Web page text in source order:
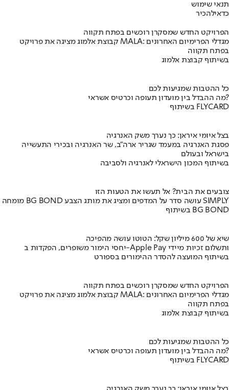
תנאי שימוש
כדאילהכיר
הפרויקט החדש שמסקרן רוכשים בפתח תקווה
קבוצת אלמוג מציגה את פרויקט MALA: מגדלי הפרימיום האחרונים
בפתח תקווה
בשיתוף קבוצת אלמוג
כל ההטבות שמגיעות לכם
מה ההבדל בין מועדון תעופה וכרטיס אשראי?
בשיתוף FLYCARD
בצל איומי איראן: כך נערך משק האנרגיה
פסגת האנרגיה במעמד שגריר ארה"ב, שר האנרגיה ובכירי התעשייה
בישראל ובעולם
בשיתוף המכון הישראלי לאנרגיה ולסביבה
צובעים את הבית? אל תעשו את הטעות הזו
מומחה BG BOND עושה סדר על המדפים ומציג את מותג הצבע SIMPLY
בשיתוף BG BOND
שיא של 600 מיליון שקל: הטוטו עושה מהפיכה
יחסי הימור משופרים, הפקדות ב-Apple Pay ותשלום זכיות מיידי
בשיתוף המועצה להסדר ההימורים בספורט
הפרויקט החדש שמסקרן רוכשים בפתח תקווה
קבוצת אלמוג מציגה את פרויקט MALA: מגדלי הפרימיום האחרונים
בפתח תקווה
בשיתוף קבוצת אלמוג
כל ההטבות שמגיעות לכם
מה ההבדל בין מועדון תעופה וכרטיס אשראי?
בשיתוף FLYCARD